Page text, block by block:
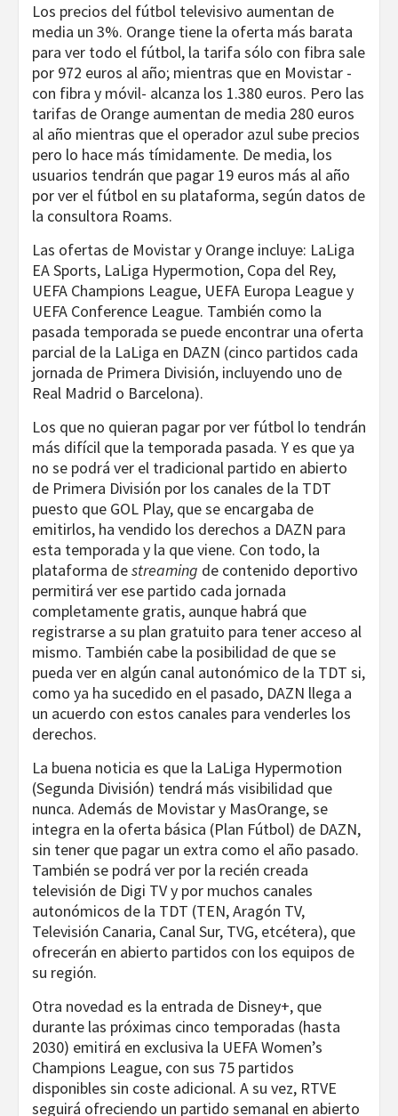
Los precios del fútbol televisivo aumentan de
media un 3%. Orange tiene la oferta más barata
para ver todo el fútbol, la tarifa sólo con fibra sale
por 972 euros al año; mientras que en Movistar -
con fibra y móvil- alcanza los 1.380 euros. Pero las
tarifas de Orange aumentan de media 280 euros
al año mientras que el operador azul sube precios
pero lo hace más tímidamente. De media, los
usuarios tendrán que pagar 19 euros más al año
por ver el fútbol en su plataforma, según datos de
la consultora Roams.
Las ofertas de Movistar y Orange incluye: LaLiga
EA Sports, LaLiga Hypermotion, Copa del Rey,
UEFA Champions League, UEFA Europa League y
UEFA Conference League. También como la
pasada temporada se puede encontrar una oferta
parcial de la LaLiga en DAZN (cinco partidos cada
jornada de Primera División, incluyendo uno de
Real Madrid o Barcelona).
Los que no quieran pagar por ver fútbol lo tendrán
más difícil que la temporada pasada. Y es que ya
no se podrá ver el tradicional partido en abierto
de Primera División por los canales de la TDT
puesto que GOL Play, que se encargaba de
emitirlos, ha vendido los derechos a DAZN para
esta temporada y la que viene. Con todo, la
plataforma destreaming de contenido deportivo
permitirá ver ese partido cada jornada
completamente gratis, aunque habrá que
registrarse a su plan gratuito para tener acceso al
mismo. También cabe la posibilidad de que se
pueda ver en algún canal autonómico de la TDT si,
como ya ha sucedido en el pasado, DAZN llega a
un acuerdo con estos canales para venderles los
derechos.
La buena noticia es que la LaLiga Hypermotion
(Segunda División) tendrá más visibilidad que
nunca. Además de Movistar y MasOrange, se
integra en la oferta básica (Plan Fútbol) de DAZN,
sin tener que pagar un extra como el año pasado.
También se podrá ver por la recién creada
televisión de Digi TV y por muchos canales
autonómicos de la TDT (TEN, Aragón TV,
Televisión Canaria, Canal Sur, TVG, etcétera), que
ofrecerán en abierto partidos con los equipos de
su región.
Otra novedad es la entrada de Disney+, que
durante las próximas cinco temporadas (hasta
2030) emitirá en exclusiva la UEFA Women’s
Champions League, con sus 75 partidos
disponibles sin coste adicional. A su vez, RTVE
seguirá ofreciendo un partido semanal en abierto